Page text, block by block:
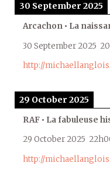
30 September 2025
Arcachon • La
30 September 2025
http://
29 October 2025
RAF • La fabuleuse
29 October 2025
http://